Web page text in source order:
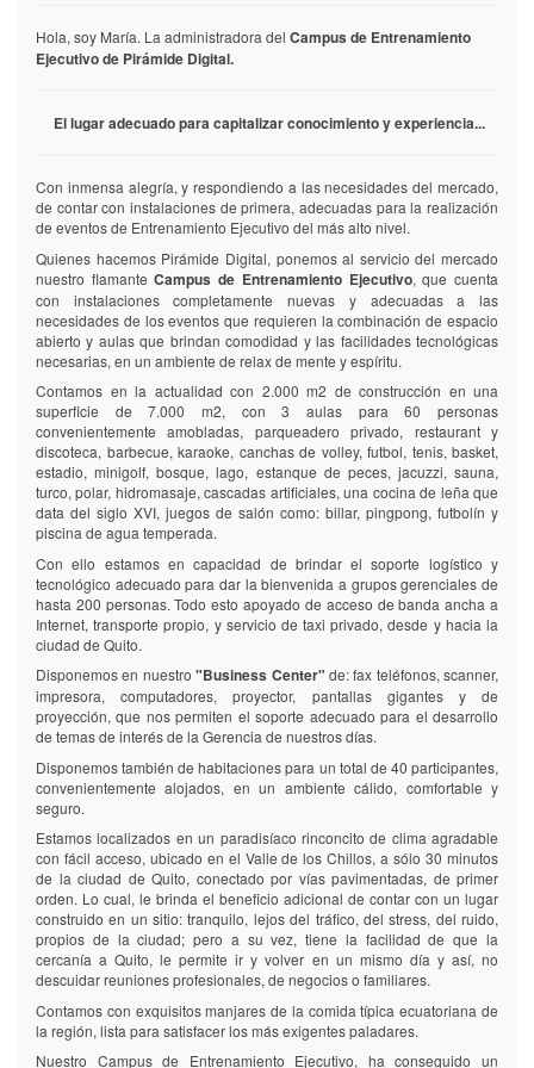
Hola, soy María. La administradora del Campus de Entrenamiento
Ejecutivo de Pirámide Digital.
El lugar adecuado para capitalizar conocimiento y experiencia...
Con inmensa alegría, y respondiendo a las necesidades del mercado,
de contar con instalaciones de primera, adecuadas para la realización
de eventos de Entrenamiento Ejecutivo del más alto nivel.
Quienes hacemos Pirámide Digital, ponemos al servicio del mercado
nuestro flamante Campus de Entrenamiento Ejecutivo, que cuenta
con instalaciones completamente nuevas y adecuadas a las
necesidades de los eventos que requieren la combinación de espacio
abierto y aulas que brindan comodidad y las facilidades tecnológicas
necesarias, en un ambiente de relax de mente y espíritu.
Contamos en la actualidad con 2.000 m2 de construcción en una
superficie de 7.000 m2, con 3 aulas para 60 personas
convenientemente amobladas, parqueadero privado, restaurant y
discoteca, barbecue, karaoke, canchas de volley, futbol, tenis, basket,
estadio, minigolf, bosque, lago, estanque de peces, jacuzzi, sauna,
turco, polar, hidromasaje, cascadas artificiales, una cocina de leña que
data del siglo XVI, juegos de salón como: billar, pingpong, futbolín y
piscina de agua temperada.
Con ello estamos en capacidad de brindar el soporte logístico y
tecnológico adecuado para dar la bienvenida a grupos gerenciales de
hasta 200 personas. Todo esto apoyado de acceso de banda ancha a
Internet, transporte propio, y servicio de taxi privado, desde y hacia la
ciudad de Quito.
Disponemos en nuestro"Business Center" de: fax teléfonos, scanner,
impresora, computadores, proyector, pantallas gigantes y de
proyección, que nos permiten el soporte adecuado para el desarrollo
de temas de interés de la Gerencia de nuestros días.
Disponemos también de habitaciones para un total de 40 participantes,
convenientemente alojados, en un ambiente cálido, comfortable y
seguro.
Estamos localizados en un paradisíaco rinconcito de clima agradable
con fácil acceso, ubicado en el Valle de los Chillos, a sólo 30 minutos
de la ciudad de Quito, conectado por vías pavimentadas, de primer
orden. Lo cual, le brinda el beneficio adicional de contar con un lugar
construido en un sitio: tranquilo, lejos del tráfico, del stress, del ruido,
propios de la ciudad; pero a su vez, tiene la facilidad de que la
cercanía a Quito, le permite ir y volver en un mismo día y así, no
descuidar reuniones profesionales, de negocios o familiares.
Contamos con exquisitos manjares de la comida típica ecuatoriana de
la región, lista para satisfacer los más exigentes paladares.
Nuestro Campus de Entrenamiento Ejecutivo, ha conseguido un
se
conoce
los
se
conoce
los